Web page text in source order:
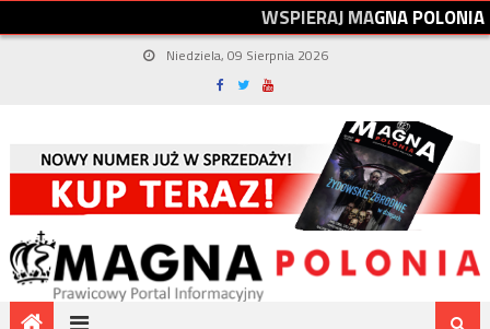
WSPIERAJMAGNAPOLONIA
Niedziela, 09 Sierpnia 2026